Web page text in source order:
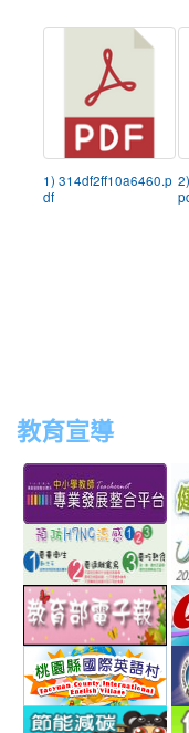
1) 314df2ff10a6460.p
df
教育宣導
to
link
to
link
to
link
to
link
to
link